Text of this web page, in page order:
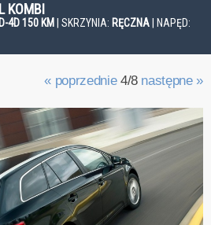
KOMBI
4D 150 KM | SKRZYNIA: RĘCZNA | NAPĘD:
« poprzednie4/8 następne »